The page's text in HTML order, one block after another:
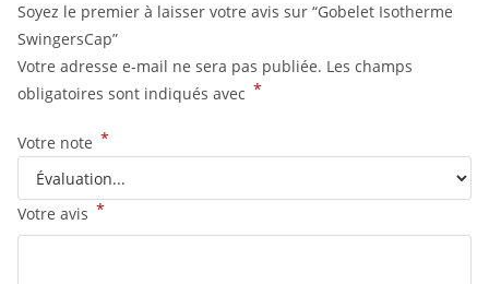
Soyez le premier à laisser votre avis sur “Gobelet Isotherme
SwingersCap”
Votre adresse e-mail ne sera pas publiée. Les champs
obligatoires sont indiqués avec *
Votre note *
Votre avis *